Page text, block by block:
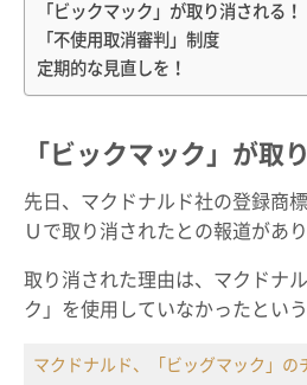
「ビックマック」が取り消される！
「不使用取消審判」制度
定期的な見直しを！
「ビックマック」が取
先日、マクドナルド社の登録商
Ｕで取り消されたとの報道があり
取り消された理由は、マクドナ
ク」を使用していなかったという
マクドナルド、「ビッグマック」の